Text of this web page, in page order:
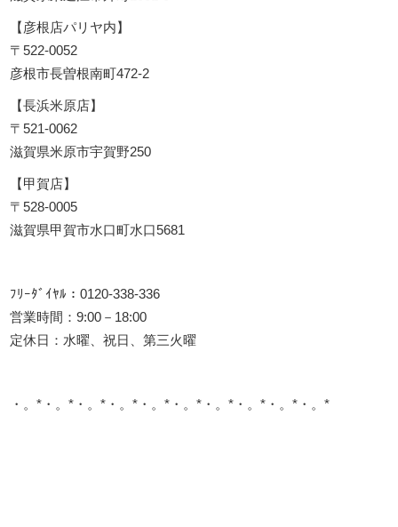
【彦根店パリヤ内】
〒522-0052
彦根市長曽根南町472-2
【長浜米原店】
〒521-0062
滋賀県米原市宇賀野250
【甲賀店】
〒528-0005
滋賀県甲賀市水口町水口5681
ﾌﾘｰﾀﾞｲﾔﾙ：0120-338-336
営業時間：9:00－18:00
定休日：水曜、祝日、第三火曜
・。*・。*・。*・。*・。*・。*・。*・。*・。*・。*